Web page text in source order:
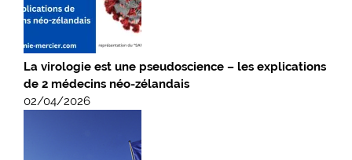
La virologie est une pseudoscience – les explications
de 2 médecins néo-zélandais
02/04/2026